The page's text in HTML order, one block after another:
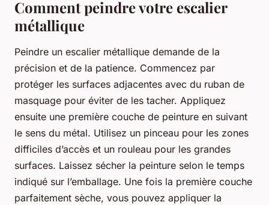
Comment peindre votre escalier
métallique
Peindre un escalier métallique demande de la
précision et de la patience. Commencez par
protéger les surfaces adjacentes avec du ruban de
masquage pour éviter de les tacher. Appliquez
ensuite une première couche de peinture en suivant
le sens du métal. Utilisez un pinceau pour les zones
difficiles d’accès et un rouleau pour les grandes
surfaces. Laissez sécher la peinture selon le temps
indiqué sur l’emballage. Une fois la première couche
parfaitement sèche, vous pouvez appliquer la